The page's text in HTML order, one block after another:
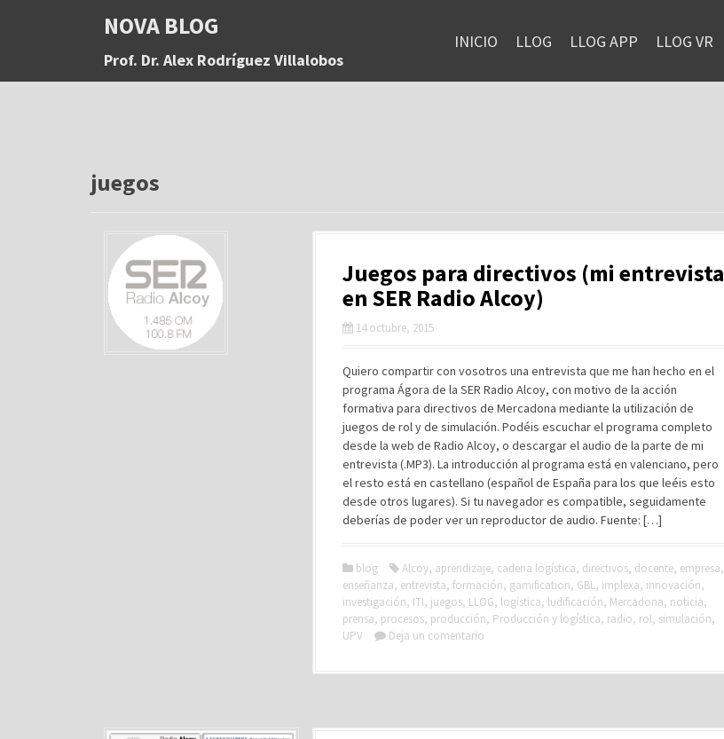
a
NOVA BLOG
Prof. Dr. Alex Rodríguez Villalobos
INICIO LLOG LLOG APP LLOG VR
juegos
Juegos para directivos (mi entrevista
en SER Radio Alcoy)
14 octubre, 2015
Quiero compartir con vosotros una entrevista que me han hecho en el
programa Ágora de la SER Radio Alcoy, con motivo de la acción
formativa para directivos de Mercadona mediante la utilización de
juegos de rol y de simulación. Podéis escuchar el programa completo
desde la web de Radio Alcoy, o descargar el audio de la parte de mi
entrevista (.MP3). La introducción al programa está en valenciano, pero
el resto está en castellano (español de España para los que leéis esto
desde otros lugares). Si tu navegador es compatible, seguidamente
deberías de poder ver un reproductor de audio. Fuente: […]
blog Alcoy, aprendizaje, cadena logística, directivos, docente, empresa,
enseñanza, entrevista, formación, gamification, GBL, implexa, innovación,
investigación, ITI, juegos, LLOG, logística, ludificación, Mercadona, noticia,
prensa, procesos, producción, Producción y logística, radio, rol, simulación,
UPV
Deja un comentario